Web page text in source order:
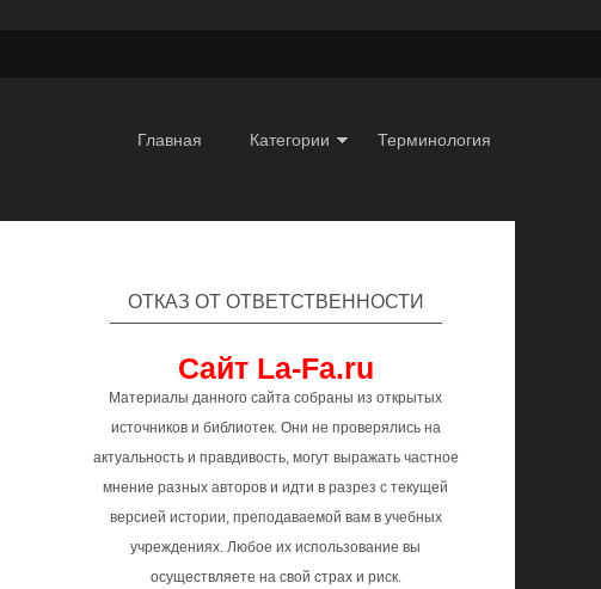
Главная Категории Терминология
ОТКАЗ ОТ ОТВЕТСТВЕННОСТИ
Сайт La-Fa.ru
Материалы данного сайта собраны из открытых
источников и библиотек. Они не проверялись на
актуальность и правдивость, могут выражать частное
мнение разных авторов и идти в разрез с текущей
версией истории, преподаваемой вам в учебных
учреждениях. Любое их использование вы
осуществляете на свой страх и риск.